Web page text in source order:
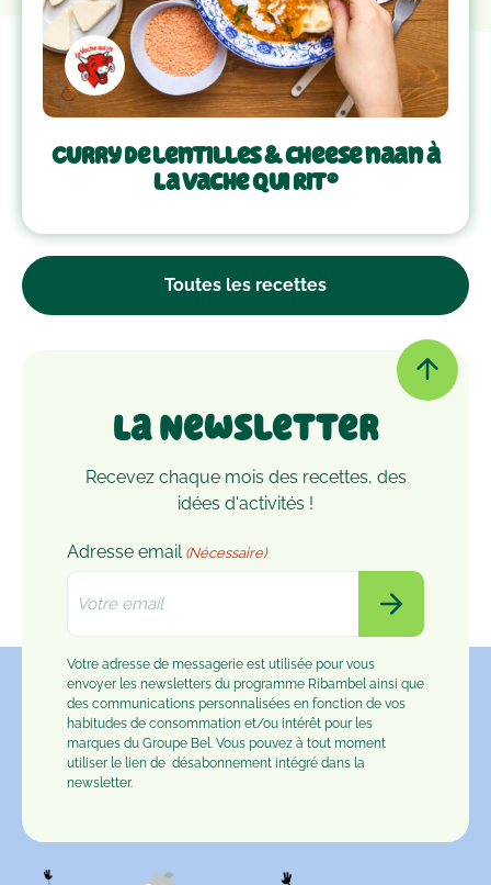
Toutes les recettes
Curry de lentilles & cheese naan à
La Vache Qui Rit®
La Newsletter
Recevez chaque mois des recettes, des
idées d'activités !
Adresse email (Nécessaire)
Votre adresse de messagerie est utilisée pour vous
envoyer les newsletters du programme Ribambel ainsi que
des communications personnalisées en fonction de vos
habitudes de consommation et/ou intérêt pour les
marques du Groupe Bel. Vous pouvez à tout moment
utiliser le lien de désabonnement intégré dans la
newsletter.